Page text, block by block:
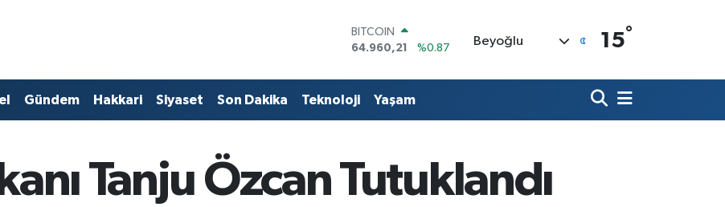
BITCOIN
64.960,21
%0.87
47,7436
%0.18
EURO
GRAM ALTIN
6648.99
%2.59
BİST100
Beyoğlu 15°
Gündem Hakkari Siyaset Son Dakika Teknoloji Yaşam
Tanju Özcan Tutuklandı